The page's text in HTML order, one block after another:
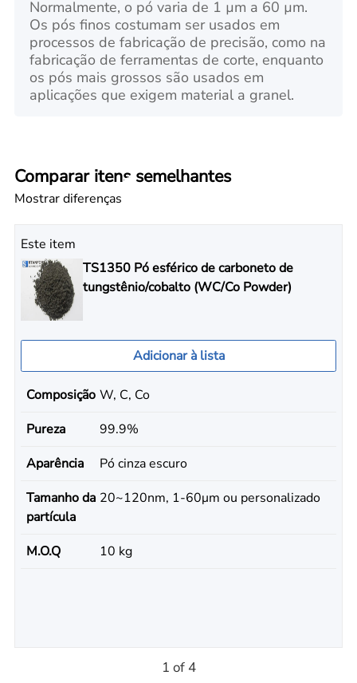
Normalmente, o pó varia de 1 µm a 60 µm.
Os pós finos costumam ser usados em
processos de fabricação de precisão, como na
fabricação de ferramentas de corte, enquanto
os pós mais grossos são usados em
aplicações que exigem material a granel.
Comparar itens semelhantes
Mostrar diferenças
Este item
TS1350 Pó esférico de carboneto de
tungstênio/cobalto (WC/Co Powder)
Adicionar à lista
Composição W, C, Co
Pureza
99.9%
Aparência
Pó cinza escuro
Tamanho da
partícula
20~120nm, 1-60μm ou personalizado
M.O.Q 10 kg
1 of 4